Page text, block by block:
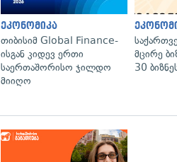
ეკონომიკა
თიბისიმ Global Finance-
ისგან კიდევ ერთი
საერთაშორისო ჯილდო
მიიღო
მცირე
30